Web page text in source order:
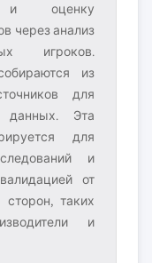
и оценку
через анализ
игроков.
из
для
данных. Эта
для
и
от
таких
и